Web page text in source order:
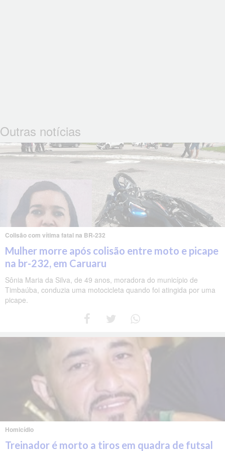
Outras notícias
Colisão com vítima fatal na BR-232
Mulher morre após colisão entre moto e picape
na br-232, em Caruaru
Sônia Maria da Silva, de 49 anos, moradora do município de
Timbaúba, conduzia uma motocicleta quando foi atingida por uma
picape.
Homicídio
Treinador é morto a tiros em quadra de futsal